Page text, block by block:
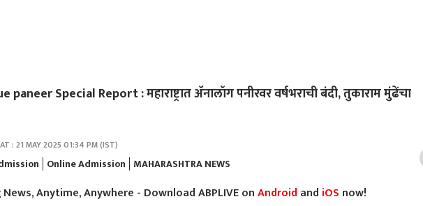
paneer Special Report : महाराष्ट्रात ॲनालॉग पनीरवर वर्षभराची बंदी, तुकाराम मुंढेंचा
: 21 MAY 2025 01:34 PM (IST)
Online Admission MAHARASHTRA NEWS
Anytime, Anywhere - Download ABPLIVE onAndroid and iOS now!